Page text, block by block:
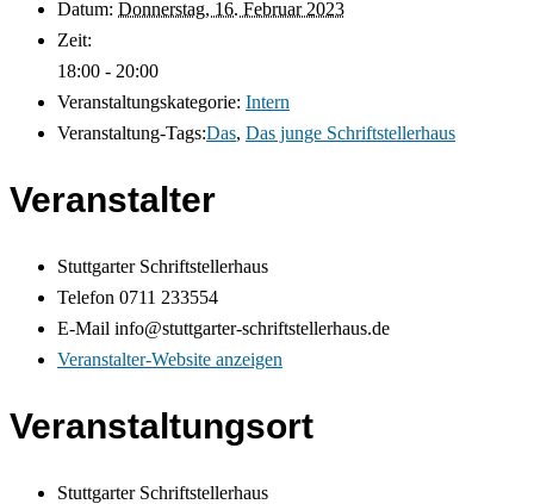
Datum: Donnerstag, 16. Februar 2023
Zeit:
18:00 - 20:00
Veranstaltungskategorie: Intern
Veranstaltung-Tags:Das, Das junge Schriftstellerhaus
Veranstalter
Stuttgarter Schriftstellerhaus
Telefon 0711 233554
E-Mail info@stuttgarter-schriftstellerhaus.de
Veranstalter-Website anzeigen
Veranstaltungsort
Stuttgarter Schriftstellerhaus